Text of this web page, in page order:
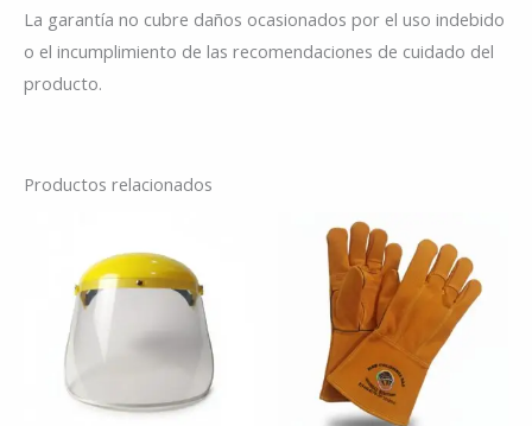
La garantía no cubre daños ocasionados por el uso indebido
o el incumplimiento de las recomendaciones de cuidado del
producto.
Productos relacionados
variantes.